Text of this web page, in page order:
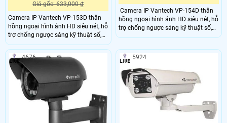
Giá gốc: 633,000 ₫
Camera IP Vantech VP-153D thân
hồng ngoại hình ảnh HD siêu nét, hỗ
trợ chống ngược sáng kỹ thuật số,
màu trắng trang nhã sang trọng, sử
dụng cho mọi nhà, camera cho văn
phòng công ty,camera cho shop thời
trang quần áo, camera cho quán
café…Sản phẩm chất lượng siêu nét
đảm bảo hài lòng khách hàng khó
tính nhất.
Camera IP Vantech VP-154D thân
hồng ngoại hình ảnh HD siêu nét, hỗ
trợ chống ngược sáng kỹ thuật số,
màu trắng trang nhã sang trọng, sử
phòng công ty,camera cho shop thời
trang quần áo, camera cho quán
café…Sản phẩm chất lượng siêu nét
đảm bảo hài lòng khách hàng khó
tính nhất.
4676 5924